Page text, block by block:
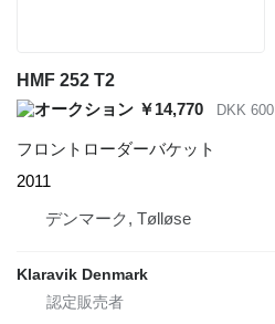
HMF 252 T2
￥14,770
DKK 600
フロントローダーバケット
2011
デンマーク, Tølløse
Klaravik Denmark